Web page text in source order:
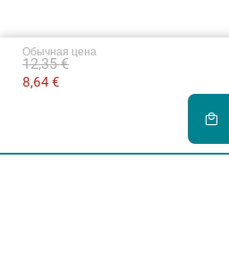
Обычная цена
8,64 €
12,35 €